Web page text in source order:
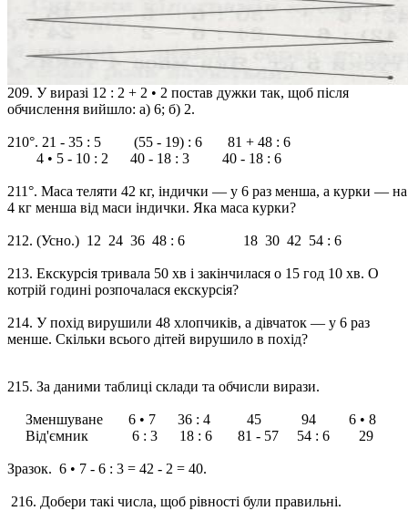
209. У виразі 12 : 2 + 2 • 2 постав дужки так, щоб після
обчислення вийшло: а) 6; б) 2.
210°. 21 - 35 : 5 (55 - 19) : 6 81 + 48 : 6
4 • 5 - 10 : 2 40 - 18 : 3 40 - 18 : 6
211°. Маса теляти 42 кг, індички — у 6 раз менша, а курки — на
4 кг менша від маси індички. Яка маcа курки?
212. (Усно.) 12 24 36 48 : 6 18 30 42 54 : 6
213. Екскурсія тривала 50 хв і закінчилася о 15 год 10 хв. О
котрій годині розпочалася екскурсія?
214. У похід вирушили 48 хлопчиків, а дівчаток — у 6 раз
менше. Скільки всього дітей вирушило в похід?
215. За даними таблиці склади та обчисли вирази.
Зменшуване 6 • 7 36 : 4 45 94 6 • 8
Від'ємник 6 : 3 18 : 6 81 - 57 54 : 6 29
Зразок. 6 • 7 - 6 : 3 = 42 - 2 = 40.
216. Добери такі числа, щоб рівності були правильні.